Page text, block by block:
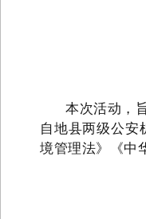
本次活动，
自地县两级公安
境管理法》《中